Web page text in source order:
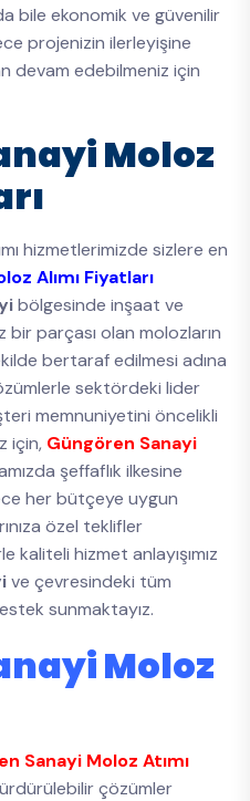
bile ekonomik ve güvenilir
projenizin ilerleyişine
devam edebilmeniz için
Moloz
hizmetlerimizde sizlere en
Alımı Fiyatları
bölgesinde inşaat ve
bir parçası olan molozların
bertaraf edilmesi adına
sektördeki lider
memnuniyetini öncelikli
için, Güngören Sanayi
şeffaflık ilkesine
her bütçeye uygun
özel teklifler
kaliteli hizmet anlayışımız
ve çevresindeki tüm
sunmaktayız.
Moloz
Sanayi Moloz Atımı
çözümler